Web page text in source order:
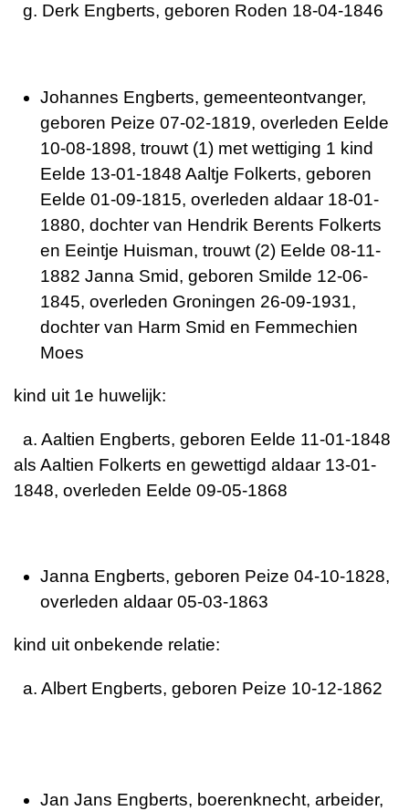
g. Derk Engberts, geboren Roden 18-04-1846
Johannes Engberts, gemeenteontvanger,
geboren Peize 07-02-1819, overleden Eelde
10-08-1898, trouwt (1) met wettiging 1 kind
Eelde 13-01-1848 Aaltje Folkerts, geboren
Eelde 01-09-1815, overleden aldaar 18-01-
1880, dochter van Hendrik Berents Folkerts
en Eeintje Huisman, trouwt (2) Eelde 08-11-
1882 Janna Smid, geboren Smilde 12-06-
1845, overleden Groningen 26-09-1931,
dochter van Harm Smid en Femmechien
Moes
kind uit 1e huwelijk:
a. Aaltien Engberts, geboren Eelde 11-01-1848
als Aaltien Folkerts en gewettigd aldaar 13-01-
1848, overleden Eelde 09-05-1868
Janna Engberts, geboren Peize 04-10-1828,
overleden aldaar 05-03-1863
kind uit onbekende relatie:
a. Albert Engberts, geboren Peize 10-12-1862
Jan Jans Engberts, boerenknecht, arbeider,